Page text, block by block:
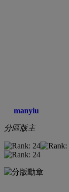
manyiu
分區版主